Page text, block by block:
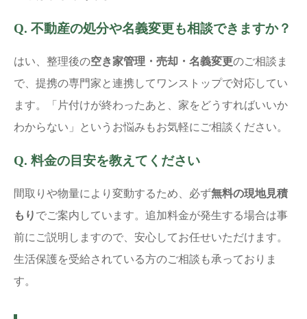
Q. 不動産の処分や名義変更も相談できますか？
はい、整理後の空き家管理・売却・名義変更のご相談ま
で、提携の専門家と連携してワンストップで対応してい
ます。「片付けが終わったあと、家をどうすればいいか
わからない」というお悩みもお気軽にご相談ください。
Q. 料金の目安を教えてください
間取りや物量により変動するため、必ず無料の現地見積
もり でご案内しています。追加料金が発生する場合は事
前にご説明しますので、安心してお任せいただけます。
生活保護を受給されている方のご相談も承っておりま
す。